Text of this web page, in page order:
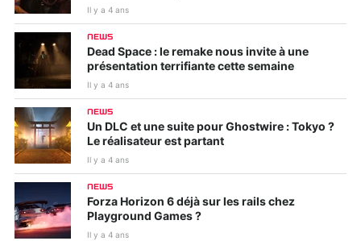
Il y a 4 ans
NEWS
Dead Space : le remake nous invite à une
présentation terrifiante cette semaine
Il y a 4 ans
NEWS
Un DLC et une suite pour Ghostwire : Tokyo ?
Le réalisateur est partant
Il y a 4 ans
NEWS
Forza Horizon 6 déjà sur les rails chez
Playground Games ?
Il y a 4 ans